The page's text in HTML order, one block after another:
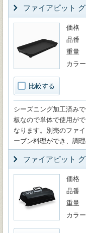
ファイアピット
比較する
価格
品番
重量
カラー
シーズニング加工済み
板なので単体で使用が
なります。別売のファ
ーブン料理ができ、調
ファイアピット
価格
品番
重量
カラー